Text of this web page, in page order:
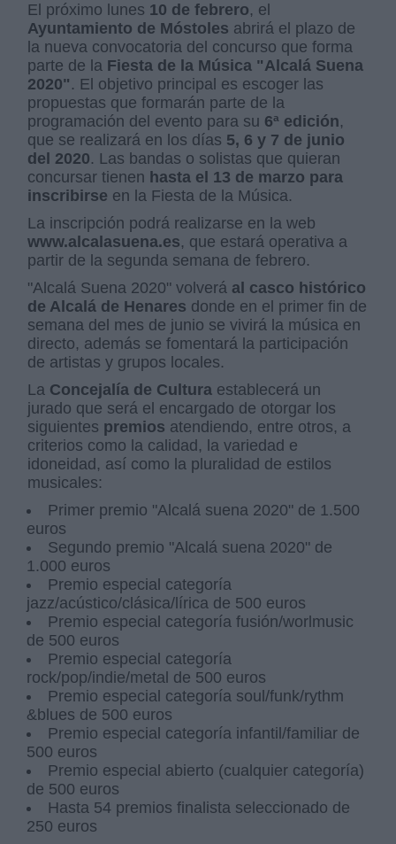
El próximo lunes 10 de febrero, el
Ayuntamiento de Móstoles abrirá el plazo de
la nueva convocatoria del concurso que forma
parte de la Fiesta de la Música "Alcalá Suena
2020" . El objetivo principal es escoger las
propuestas que formarán parte de la
programación del evento para su 6ª edición,
que se realizará en los días 5, 6 y 7 de junio
del 2020. Las bandas o solistas que quieran
concursar tienen hasta el 13 de marzo para
inscribirse en la Fiesta de la Música.
La inscripción podrá realizarse en la web
www.alcalasuena.es, que estará operativa a
partir de la segunda semana de febrero.
"Alcalá Suena 2020" volverá al casco histórico
de Alcalá de Henares donde en el primer fin de
semana del mes de junio se vivirá la música en
directo, además se fomentará la participación
de artistas y grupos locales.
La Concejalía de Cultura establecerá un
jurado que será el encargado de otorgar los
siguientes premios atendiendo, entre otros, a
criterios como la calidad, la variedad e
idoneidad, así como la pluralidad de estilos
musicales:
Primer premio "Alcalá suena 2020" de 1.500
euros
Segundo premio "Alcalá suena 2020" de
1.000 euros
Premio especial categoría
jazz/acústico/clásica/lírica de 500 euros
Premio especial categoría fusión/worlmusic
de 500 euros
Premio especial categoría
rock/pop/indie/metal de 500 euros
Premio especial categoría soul/funk/rythm
&blues de 500 euros
Premio especial categoría infantil/familiar de
500 euros
Premio especial abierto (cualquier categoría)
de 500 euros
Hasta 54 premios finalista seleccionado de
250 euros